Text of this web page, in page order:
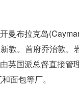
曼布拉克岛
教。首府乔治敦。
英国派总督直接管
面包等厂。